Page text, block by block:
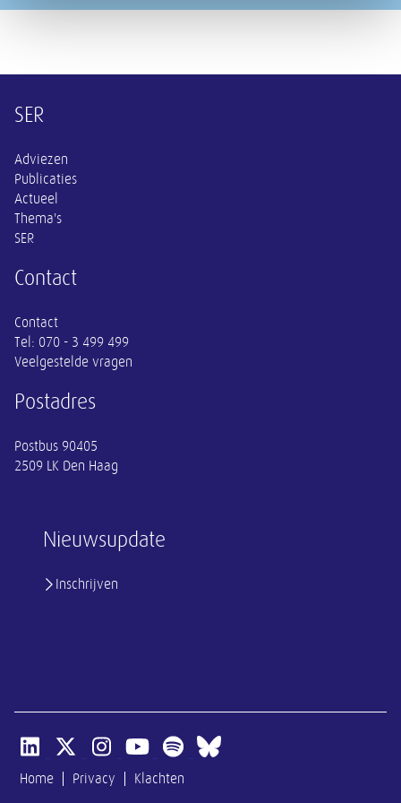
Overige informatie
Nieuwsupdate
Inschrijven
SER
Adviezen
Publicaties
Actueel
Thema's
SER
Contact
Contact
Tel: 070 - 3 499 499
Veelgestelde vragen
Postadres
Postbus 90405
2509 LK Den Haag
Open linkedin van SER
Open x-twitter van SER
Open instagram van SER
Open youtube van SER
Open spotify van SER
Open bluesky van SER
Home Privacy Klachten